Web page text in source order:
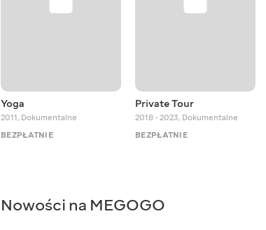
Yoga
2011, Dokumentalne
BEZPŁATNIE
Private Tour
2018 - 2023, Dokumentalne
BEZPŁATNIE
Nowości na MEGOGO